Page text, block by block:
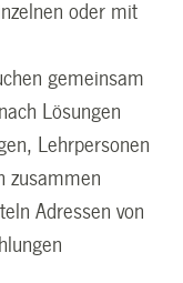
oder mit
gemeinsam
Lösungen
Lehrpersonen
zusammen
Adressen von